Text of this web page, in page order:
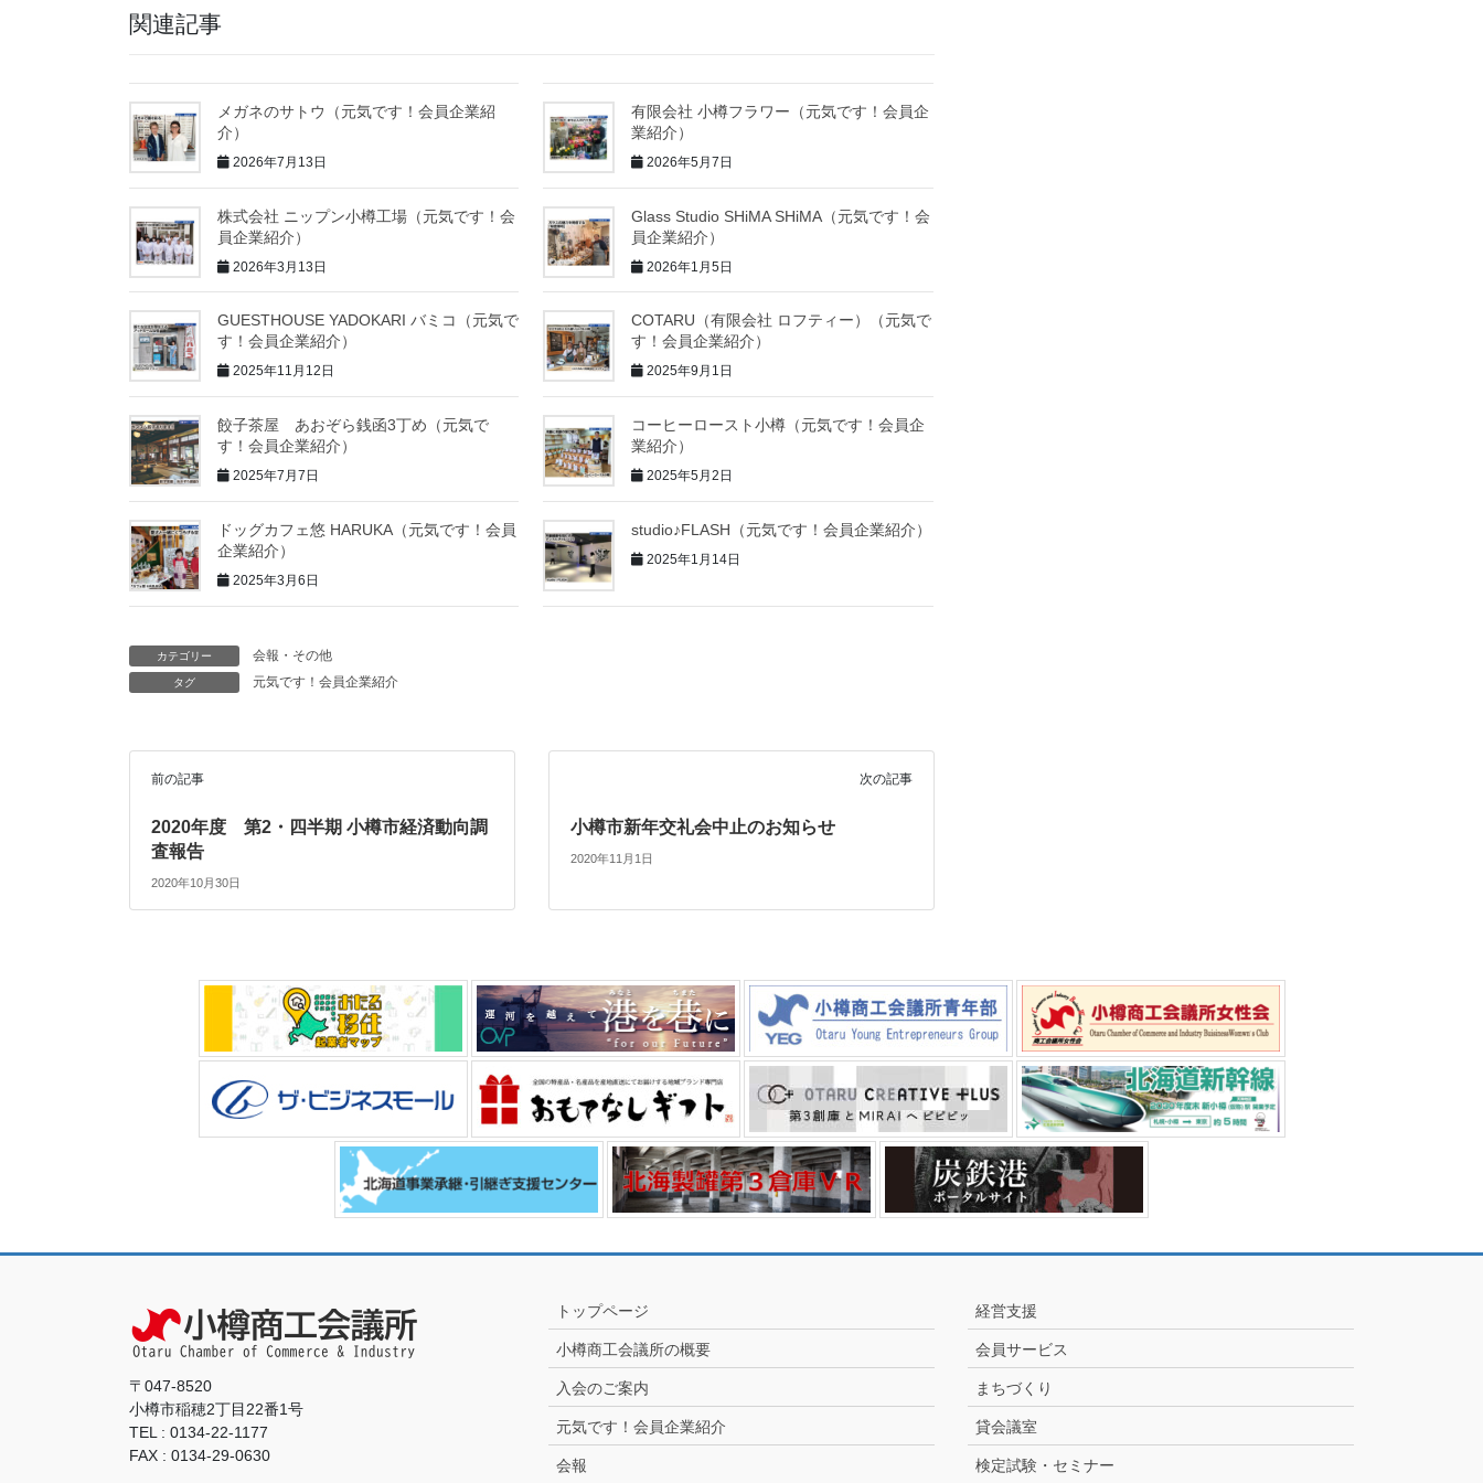
関連記事
メガネのサトウ（元気です！会員企業紹
介）
2026年7月13日
有限会社 小樽フラワー（元気です！会員企
業紹介）
2026年5月7日
株式会社 ニップン小樽工場（元気です！会
員企業紹介）
2026年3月13日
Glass Studio SHiMA SHiMA（元気です！会
員企業紹介）
2026年1月5日
GUESTHOUSE YADOKARI バミコ（元気で
す！会員企業紹介）
2025年11月12日
COTARU（有限会社 ロフティー）（元気で
す！会員企業紹介）
2025年9月1日
餃子茶屋 あおぞら銭函3丁め（元気で
す！会員企業紹介）
2025年7月7日
コーヒーロースト小樽（元気です！会員企
業紹介）
2025年5月2日
ドッグカフェ悠 HARUKA（元気です！会員
企業紹介）
2025年3月6日
studio♪FLASH（元気です！会員企業紹介）
2025年1月14日
カテゴリー 会報・その他
タグ 元気です！会員企業紹介
前の記事
2020年度 第2・四半期 小樽市経済動向調
査報告
2020年10月30日
次の記事
小樽市新年交礼会中止のお知らせ
2020年11月1日
〒047-8520
小樽市稲穂2丁目22番1号
TEL : 0134-22-1177
FAX : 0134-29-0630
トップページ
小樽商工会議所の概要
入会のご案内
元気です！会員企業紹介
会報
経営支援
会員サービス
まちづくり
貸会議室
検定試験・セミナー